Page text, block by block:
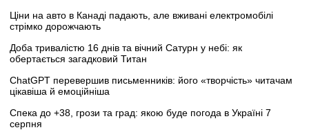
Ціни на авто в Канаді падають, але вживані електромобілі
стрімко дорожчають
Доба тривалістю 16 днів та вічний Сатурн у небі: як
обертається загадковий Титан
ChatGPT перевершив письменників: його «творчість» читачам
цікавіша й емоційніша
Спека до +38, грози та град: якою буде погода в Україні 7
серпня